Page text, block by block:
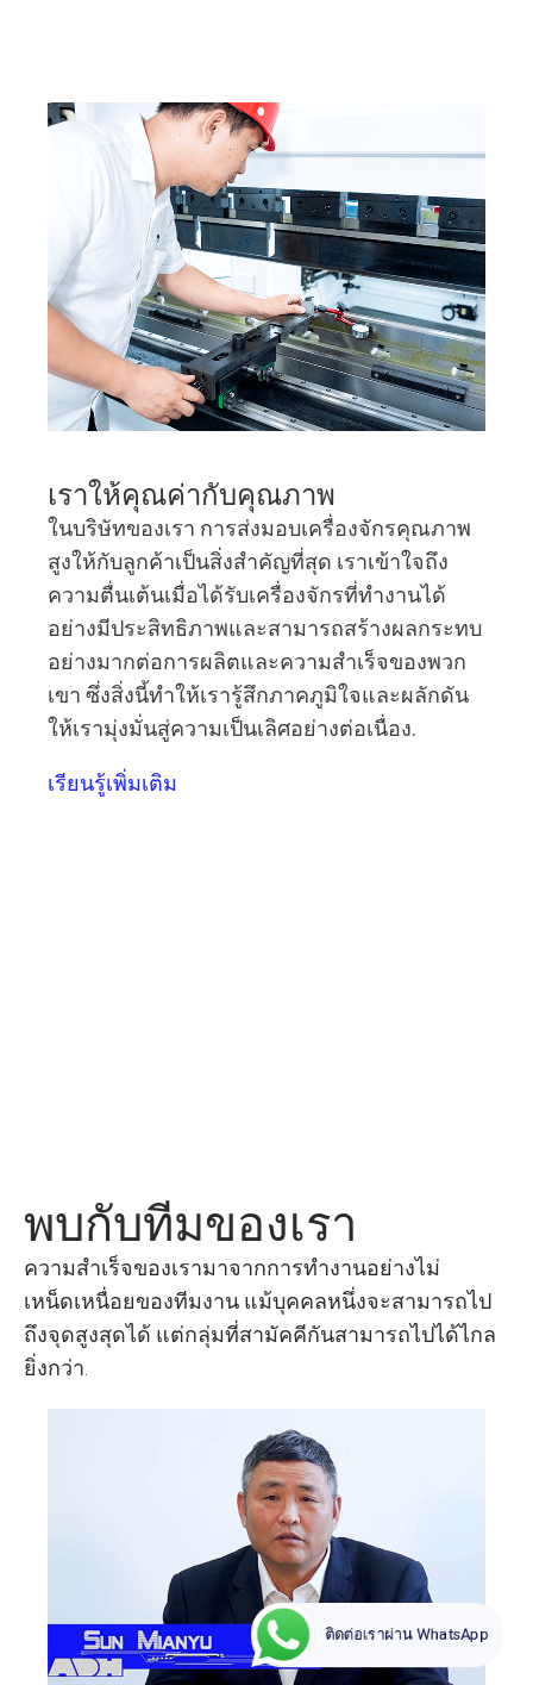
เราให้คุณค่ากับคุณภาพ
ในบริษัทของเรา การส่งมอบเครื่องจักรคุณภาพ
สูงให้กับลูกค้าเป็นสิ่งสำคัญที่สุด เราเข้าใจถึง
ความตื่นเต้นเมื่อได้รับเครื่องจักรที่ทำงานได้
อย่างมีประสิทธิภาพและสามารถสร้างผลกระทบ
อย่างมากต่อการผลิตและความสำเร็จของพวก
เขา ซึ่งสิ่งนี้ทำให้เรารู้สึกภาคภูมิใจและผลักดัน
ให้เรามุ่งมั่นสู่ความเป็นเลิศอย่างต่อเนื่อง.
เรียนรู้เพิ่มเติม
พบกับทีมของเรา
ความสำเร็จของเรามาจากการทำงานอย่างไม่
เหน็ดเหนื่อยของทีมงาน แม้บุคคลหนึ่งจะสามารถไป
ถึงจุดสูงสุดได้ แต่กลุ่มที่สามัคคีกันสามารถไปได้ไกล
ยิ่งกว่า.
ติดต่อเราผ่าน WhatsApp